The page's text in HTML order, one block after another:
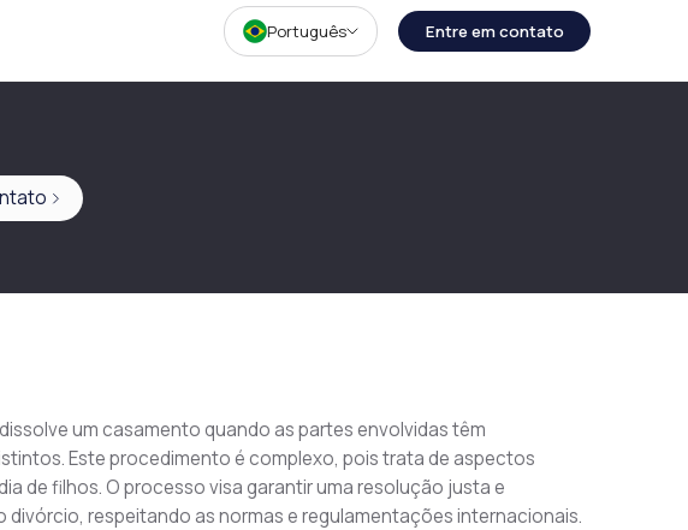
Português Entre em contato
um casamento quando as partes envolvidas têm
Este procedimento é complexo, pois trata de aspectos
de filhos. O processo visa garantir uma resolução justa e
respeitando as normas e regulamentações internacionais.